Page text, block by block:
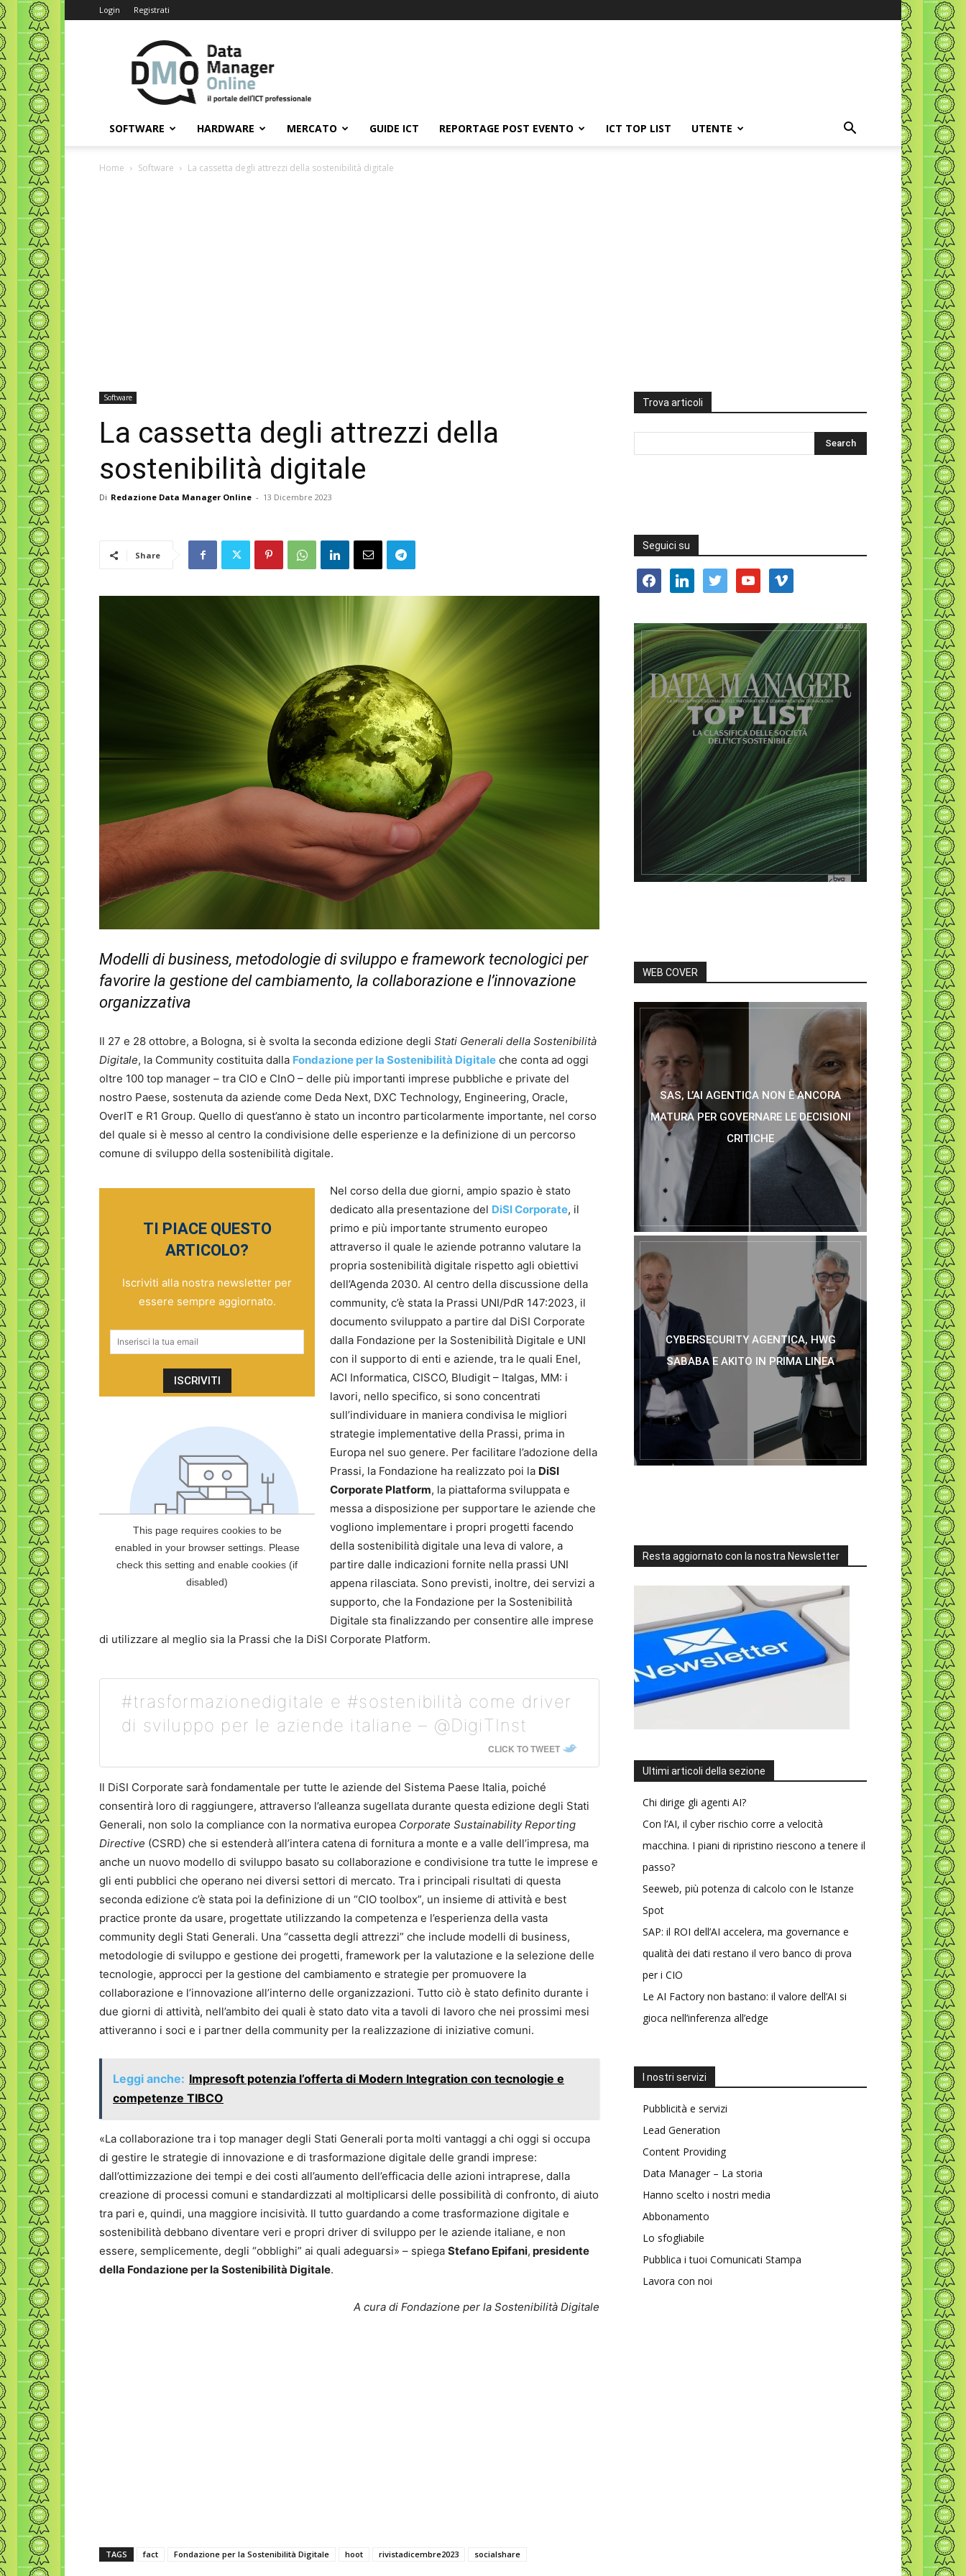
Login Registrati
Data
Manager
Online
SOFTWARE HARDWARE MERCATO GUIDE ICT REPORTAGE POST EVENTO ICT TOP LIST UTENTE
Home Software La cassetta degli attrezzi della sostenibilità digitale
Software
La cassetta degli attrezzi della
sostenibilità digitale
Di Redazione Data Manager Online - 13 Dicembre 2023
Share
Modelli di business, metodologie di sviluppo e framework tecnologici per
favorire la gestione del cambiamento, la collaborazione e l’innovazione
organizzativa
Il 27 e 28 ottobre, a Bologna, si è svolta la seconda edizione degli Stati Generali della Sostenibilità
Digitale, la Community costituita dalla Fondazione per la Sostenibilità Digitale che conta ad oggi
oltre 100 top manager – tra CIO e CInO – delle più importanti imprese pubbliche e private del
nostro Paese, sostenuta da aziende come Deda Next, DXC Technology, Engineering, Oracle,
OverIT e R1 Group. Quello di quest’anno è stato un incontro particolarmente importante, nel corso
del quale si è messo al centro la condivisione delle esperienze e la definizione di un percorso
comune di sviluppo della sostenibilità digitale.
TI PIACE QUESTO
ARTICOLO?
Iscriviti alla nostra newsletter per
essere sempre aggiornato.
Nel corso della due giorni, ampio spazio è stato
dedicato alla presentazione del DiSI Corporate, il
primo e più importante strumento europeo
attraverso il quale le aziende potranno valutare la
propria sostenibilità digitale rispetto agli obiettivi
dell’Agenda 2030. Al centro della discussione della
community, c’è stata la Prassi UNI/PdR 147:2023, il
documento sviluppato a partire dal DiSI Corporate
dalla Fondazione per la Sostenibilità Digitale e UNI
con il supporto di enti e aziende, tra le quali Enel,
ACI Informatica, CISCO, Bludigit – Italgas, MM: i
lavori, nello specifico, si sono concentrati
sull’individuare in maniera condivisa le migliori
strategie implementative della Prassi, prima in
Europa nel suo genere. Per facilitare l’adozione della
Prassi, la Fondazione ha realizzato poi la DiSI
Corporate Platform, la piattaforma sviluppata e
messa a disposizione per supportare le aziende che
vogliono implementare i propri progetti facendo
della sostenibilità digitale una leva di valore, a
partire dalle indicazioni fornite nella prassi UNI
appena rilasciata. Sono previsti, inoltre, dei servizi a
supporto, che la Fondazione per la Sostenibilità
Digitale sta finalizzando per consentire alle imprese
di utilizzare al meglio sia la Prassi che la DiSI Corporate Platform.
#trasformazionedigitale e #sostenibilità come driver
di sviluppo per le aziende italiane – @DigiTInst
CLICK TO TWEET
Il DiSI Corporate sarà fondamentale per tutte le aziende del Sistema Paese Italia, poiché
consentirà loro di raggiungere, attraverso l’alleanza sugellata durante questa edizione degli Stati
Generali, non solo la compliance con la normativa europea Corporate Sustainability Reporting
Directive (CSRD) che si estenderà all’intera catena di fornitura a monte e a valle dell’impresa, ma
anche un nuovo modello di sviluppo basato su collaborazione e condivisione tra tutte le imprese e
gli enti pubblici che operano nei diversi settori di mercato. Tra i principali risultati di questa
seconda edizione c’è stata poi la definizione di un “CIO toolbox”, un insieme di attività e best
practice pronte da usare, progettate utilizzando la competenza e l’esperienza della vasta
community degli Stati Generali. Una “cassetta degli attrezzi” che include modelli di business,
metodologie di sviluppo e gestione dei progetti, framework per la valutazione e la selezione delle
tecnologie, approcci per la gestione del cambiamento e strategie per promuovere la
collaborazione e l’innovazione all’interno delle organizzazioni. Tutto ciò è stato definito durante i
due giorni di attività, nell’ambito dei quali è stato dato vita a tavoli di lavoro che nei prossimi mesi
attiveranno i soci e i partner della community per la realizzazione di iniziative comuni.
Leggi anche: Impresoft potenzia l’offerta di Modern Integration con tecnologie e
competenze TIBCO
«La collaborazione tra i top manager degli Stati Generali porta molti vantaggi a chi oggi si occupa
di gestire le strategie di innovazione e di trasformazione digitale delle grandi imprese:
dall’ottimizzazione dei tempi e dei costi all’aumento dell’efficacia delle azioni intraprese, dalla
creazione di processi comuni e standardizzati al moltiplicarsi delle possibilità di confronto, di aiuto
tra pari e, quindi, una maggiore incisività. Il tutto guardando a come trasformazione digitale e
sostenibilità debbano diventare veri e propri driver di sviluppo per le aziende italiane, e non
essere, semplicemente, degli “obblighi” ai quali adeguarsi» – spiega Stefano Epifani, presidente
della Fondazione per la Sostenibilità Digitale.
A cura di Fondazione per la Sostenibilità Digitale
TAGS fact Fondazione per la Sostenibilità Digitale hoot rivistadicembre2023 socialshare
Trova articoli
Seguici su
facebooklinkedin twitter youtube vimeo
WEB COVER
SAS, L’AI AGENTICA NON È ANCORA
MATURA PER GOVERNARE LE DECISIONI
CRITICHE
CYBERSECURITY AGENTICA, HWG
SABABA E AKITO IN PRIMA LINEA
Resta aggiornato con la nostra Newsletter
Ultimi articoli della sezione
Chi dirige gli agenti AI?
Con l’AI, il cyber rischio corre a velocità
macchina. I piani di ripristino riescono a tenere il
passo?
Seeweb, più potenza di calcolo con le Istanze
Spot
SAP: il ROI dell’AI accelera, ma governance e
qualità dei dati restano il vero banco di prova
per i CIO
Le AI Factory non bastano: il valore dell’AI si
gioca nell’inferenza all’edge
I nostri servizi
Pubblicità e servizi
Lead Generation
Content Providing
Data Manager – La storia
Hanno scelto i nostri media
Abbonamento
Lo sfogliabile
Pubblica i tuoi Comunicati Stampa
Lavora con noi